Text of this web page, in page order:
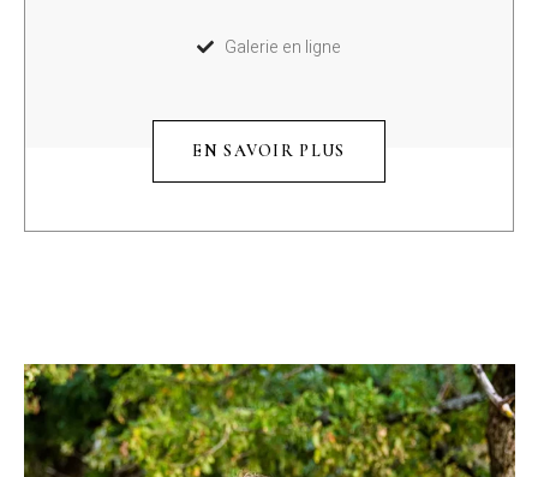
Galerie en ligne
EN SAVOIR PLUS